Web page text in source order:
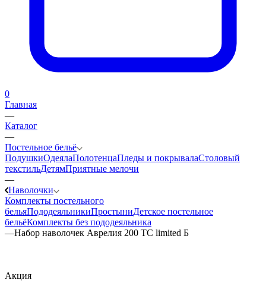
0
Главная
—
Каталог
—
Постельное бельё
ПодушкиОдеялаПолотенцаПледы и покрывалаСтоловый
текстильДетямПриятные мелочи
—
Наволочки
Комплекты постельного
бельяПододеяльникиПростыниДетское постельное
бельёКомплекты без пододеяльника
—Набор наволочек Аврелия 200 TC limited Б
Акция